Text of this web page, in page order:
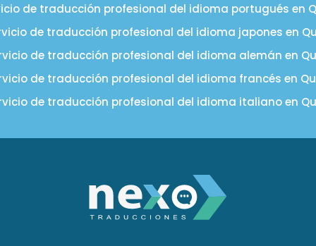
de traducción profesional del idioma portugués en
de traducción profesional del idioma japones en
de traducción profesional del idioma alemán en
de traducción profesional del idioma francés en
de traducción profesional del idioma italiano en